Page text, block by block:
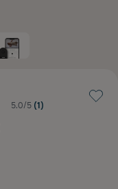
5.0/5 (1)